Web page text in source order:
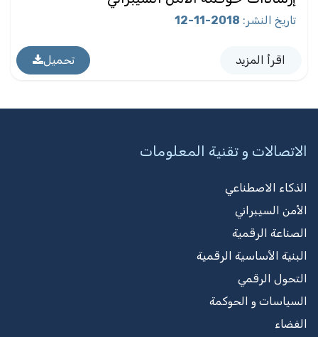
تاريخ النشر :
2018-11-12
اقرأ المزيد تحميل
الاتصالات و تقنية المعلومات
الذكاء الاصطناعي
الأمن السيبراني
الصناعة الرقمية
البنية الأساسية الرقمية
التحول الرقمي
السياسات و الحوكمة
الفضاء